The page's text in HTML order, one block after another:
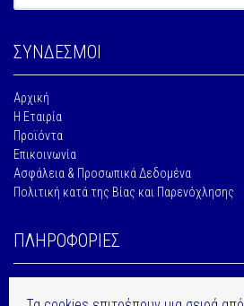
ΣΥΝΔΕΣΜΟΙ
Αρχική
Η Εταιρία
Προϊόντα
Επικοινωνία
Ασφάλεια & Προσωπικά Δεδομένα
Πολιτική κατά της Βίας και Παρενόχλησης
ΠΛΗΡΟΦΟΡΙΕΣ